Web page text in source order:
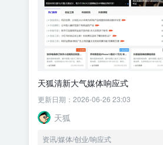
天狐清新大气媒体响应式
更新日期：2026-06-26 23:03
天狐
资讯/媒体/创业/响应式